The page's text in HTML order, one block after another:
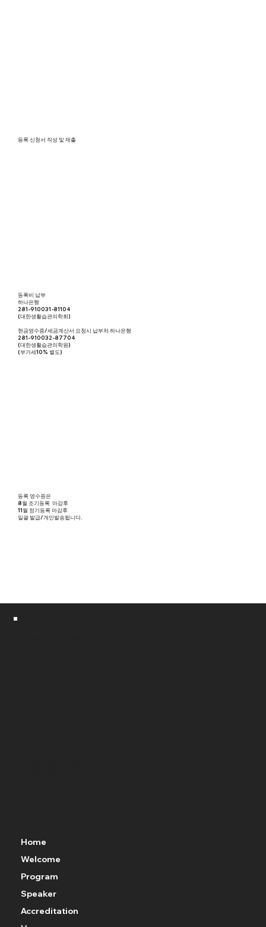
등록 신청서 작성 및 제출
등록비 납부
하나은행
281-910031-81104
(대한생활습관의학회)
현금영수증/세금계산서 요청시 납부처 하나은행
281-910032-87704
(대한생활습관의학원)
(부가세10% 별도)
등록 영수증은
8월 조기등록 마감후
11월 정기등록 마감후
일괄 발급/개인발송됩니다.
Home
Welcome
Program
Speaker
Accreditation